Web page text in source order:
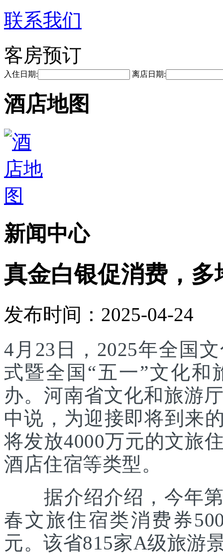
联系我们
客房预订
入住日期: 离店日期:
酒店地图
新闻中心
真金白银促消费，
发布时间：2025-04-24
4月23日，2025年全国
式暨全国“五一”文化
办。河南省文化和旅游
中说，为迎接即将到来
将发放4000万元的文旅
酒店住宿等类型。
据介绍介绍，今年第
春文旅住宿类消费券
元。该省815家A级旅游